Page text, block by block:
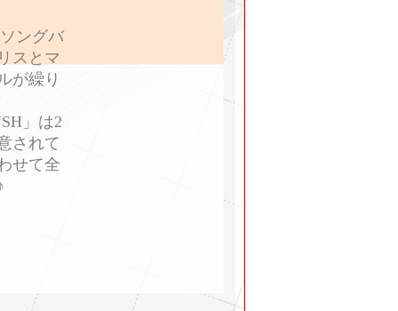
ングバ
スとマ
が繰り
」は2
されて
せて全